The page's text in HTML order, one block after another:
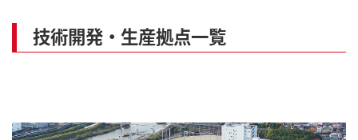
技術開発・生産拠点一覧